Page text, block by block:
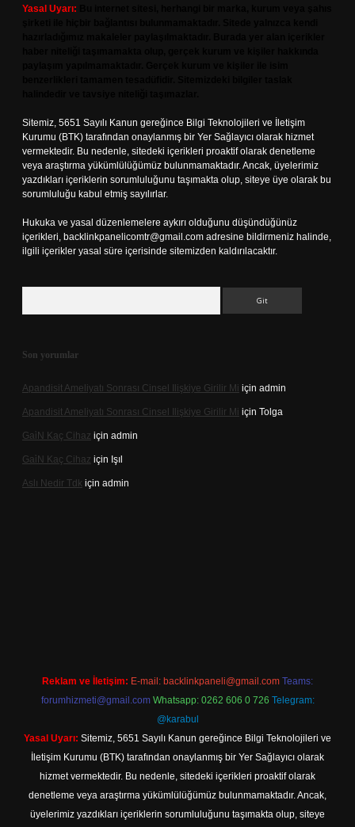
Yasal Uyarı:
Sitemiz, 5651 Sayılı Kanun gereğince Bilgi Teknolojileri ve İletişim
Kurumu (BTK) tarafından onaylanmış bir Yer Sağlayıcı olarak hizmet
vermektedir. Bu nedenle, sitedeki içerikleri proaktif olarak denetleme
veya araştırma yükümlülüğümüz bulunmamaktadır. Ancak, üyelerimiz
yazdıkları içeriklerin sorumluluğunu taşımakta olup, siteye üye olarak bu
sorumluluğu kabul etmiş sayılırlar.
Hukuka ve yasal düzenlemelere aykırı olduğunu düşündüğünüz
içerikleri, backlinkpanelicomtr@gmail.com adresine bildirmeniz halinde,
ilgili içerikler yasal süre içerisinde sitemizden kaldırılacaktır.
Son yorumlar
Apandisit Ameliyatı Sonrası Cinsel Ilişkiye Girilir Mi için admin
Apandisit Ameliyatı Sonrası Cinsel Ilişkiye Girilir Mi için Tolga
Gai̇N Kaç Cihaz için admin
Gai̇N Kaç Cihaz için Işıl
Aslı Nedir Tdk için admin
Reklam ve İletişim: E-mail: backlinkpaneli@gmail.com Teams:
forumhizmeti@gmail.com Whatsapp: 0262 606 0 726 Telegram:
@karabul
Yasal Uyarı: Sitemiz, 5651 Sayılı Kanun gereğince Bilgi Teknolojileri ve
İletişim Kurumu (BTK) tarafından onaylanmış bir Yer Sağlayıcı olarak
hizmet vermektedir. Bu nedenle, sitedeki içerikleri proaktif olarak
denetleme veya araştırma yükümlülüğümüz bulunmamaktadır. Ancak,
üyelerimiz yazdıkları içeriklerin sorumluluğunu taşımakta olup, siteye